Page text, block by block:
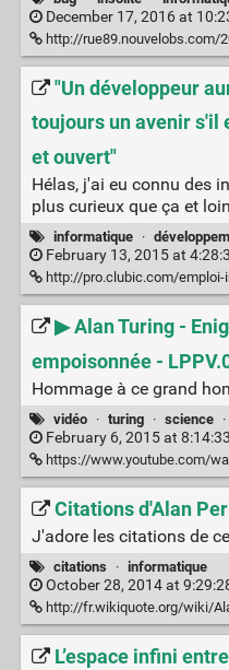
December 17, 2016 at
http://rue89.nouvelobs.com/2016/
"Un développeur
toujours un avenir s'il
et ouvert"
Hélas, j'ai eu connu des
plus curieux que ça et
informatique ·
February 13, 2015 at
http://pro.clubic.com/emploi-
▶ Alan Turing -
empoisonnée -
Hommage à ce grand
vidéo · turing · science ·
February 6, 2015 at
https://www.youtube.com/
Citations d'Alan
J'adore les citations de
citations · informatique
October 28, 2014 at
http://fr.wikiquote.org/wiki/
L’espace infini